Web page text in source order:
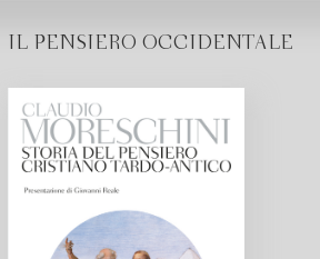
IL PENSIERO OCCIDENTALE